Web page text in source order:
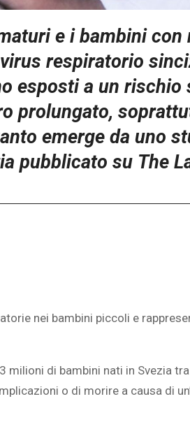
e i bambini con
respiratorio
esposti a un
prolungato,
emerge da uno
pubblicato su The
nei bambini piccoli e
milioni di bambini nati in Svezia
o di morire a causa di